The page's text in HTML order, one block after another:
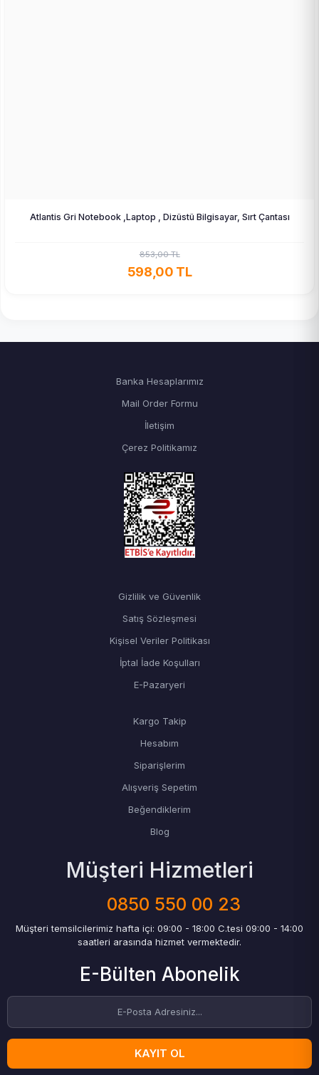
Atlantis Gri Notebook ,Laptop , Dizüstü Bilgisayar, Sırt Çantası
853,00 TL
598,00 TL
Banka Hesaplarımız
Mail Order Formu
İletişim
Çerez Politikamız
Gizlilik ve Güvenlik
Satış Sözleşmesi
Kişisel Veriler Politikası
İptal İade Koşulları
E-Pazaryeri
Kargo Takip
Hesabım
Siparişlerim
Alışveriş Sepetim
Beğendiklerim
Blog
Müşteri Hizmetleri
0850 550 00 23
Müşteri temsilcilerimiz hafta içi: 09:00 - 18:00 C.tesi 09:00 - 14:00
saatleri arasında hizmet vermektedir.
E-Bülten Abonelik
KAYIT OL